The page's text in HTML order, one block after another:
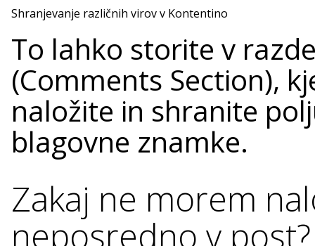
Shranjevanje različnih virov v Kontentino
To lahko storite v
(Comments Section),
naložite in shranite
blagovne znamke.
Zakaj ne morem
neposredno v post?